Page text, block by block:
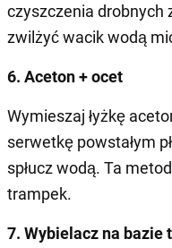
czyszczenia drobnych
zwilżyć wacik wodą
6. Aceton + ocet
Wymieszaj łyżkę
serwetkę powstałym
spłucz wodą. Ta
trampek.
7. Wybielacz na bazie